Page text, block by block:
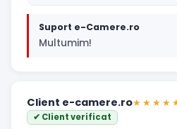
Suport e-Camere.ro
Multumim!
Client e-camere.ro
✔ Client verificat